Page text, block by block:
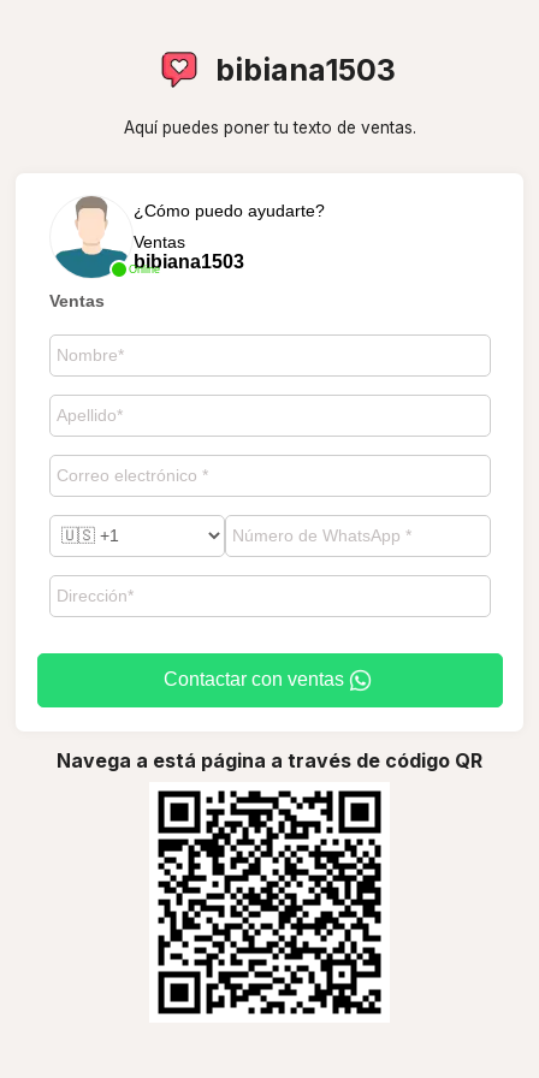
bibiana1503
Aquí puedes poner tu texto de ventas.
Online
¿Cómo puedo ayudarte?
Ventas
bibiana1503
Ventas
Contactar con ventas
Navega a está página a través de código QR